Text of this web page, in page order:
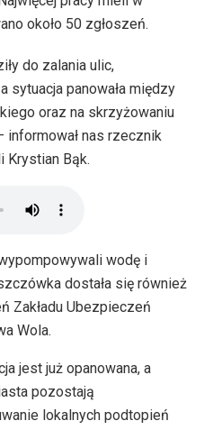
około 50 zgłoszeń.
do zalania ulic,
sytuacja panowała między
oraz na skrzyżowaniu
nas rzecznik
Krystian Bąk.
wodę i
dostała się również
Zakładu Ubezpieczeń
Wola.
jest już opanowana, a
pozostają
lokalnych podtopień